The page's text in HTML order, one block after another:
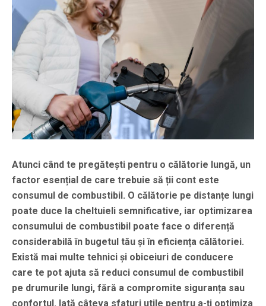
Atunci când te pregătești pentru o călătorie lungă, un
factor esențial de care trebuie să ții cont este
consumul de combustibil. O călătorie pe distanțe lungi
poate duce la cheltuieli semnificative, iar optimizarea
consumului de combustibil poate face o diferență
considerabilă în bugetul tău și în eficiența călătoriei.
Există mai multe tehnici și obiceiuri de conducere
care te pot ajuta să reduci consumul de combustibil
pe drumurile lungi, fără a compromite siguranța sau
confortul. Iată câteva sfaturi utile pentru a-ți optimiza